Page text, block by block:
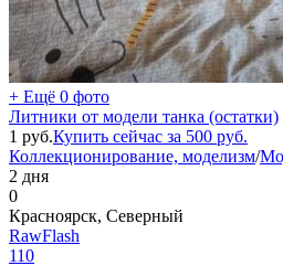
+ Ещё 0 фото
Литники от модели танка (остатки)
1 руб.Купить сейчас за 500 руб.
Коллекционирование, моделизм/
2 дня
0
Красноярск, Северный
RawFlash
110